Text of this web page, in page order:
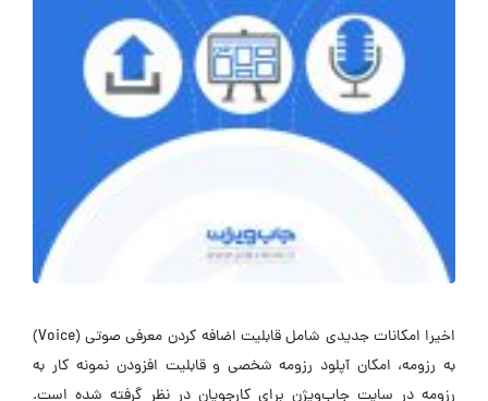
اخیرا امکانات جدیدی شامل قابلیت اضافه کردن معرفی صوتی (Voice)
به رزومه، امکان آپلود رزومه شخصی و قابلیت افزودن نمونه کار به
رزومه در سایت جاب‌‎ویژن برای کارجویان در نظر گرفته شده است.